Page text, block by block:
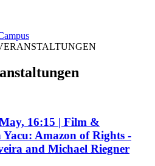
16:15 | Film &
Yacu: Amazon of Rights -
and Michael Riegner